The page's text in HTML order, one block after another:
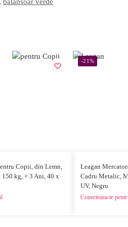
Copii, din Lemn,
kg, + 3 Ani, 40 x
-21%
Leagan
Cadru Metalic,
UV, Negru
Conecteaza-te